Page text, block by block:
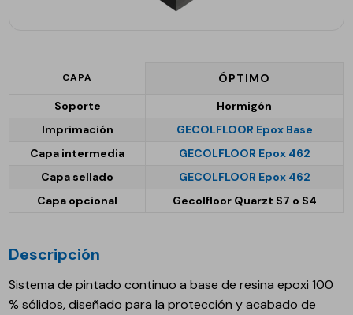
CAPA
ÓPTIMO
Soporte
Hormigón
Imprimación
GECOLFLOOR Epox Base
Capa intermedia
GECOLFLOOR Epox 462
Capa sellado
GECOLFLOOR Epox 462
Capa opcional
Gecolfloor Quarzt S7 o S4
Descripción
Sistema de pintado continuo a base de resina epoxi 100
% sólidos, diseñado para la protección y acabado de